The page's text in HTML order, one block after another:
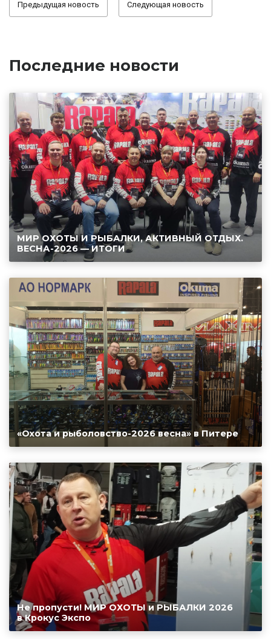
Предыдущая новость Следующая новость
Последние новости
МИР ОХОТЫ И РЫБАЛКИ, АКТИВНЫЙ ОТДЫХ.
ВЕСНА-2026 — ИТОГИ
«Охота и рыболовство-2026 весна» в Питере
Не пропусти! МИР ОХОТЫ и РЫБАЛКИ 2026
в Крокус Экспо